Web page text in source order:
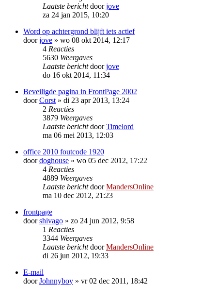
Laatste berichtdoorjove
za 24 jan 2015, 10:20
Word op achtergrond blijft iets actief
doorjove » wo 08 okt 2014, 12:17
4 Reacties
5630 Weergaves
Laatste berichtdoorjove
do 16 okt 2014, 11:34
Beveiligde pagina in FrontPage 2002
doorCorst » di 23 apr 2013, 13:24
2 Reacties
3879 Weergaves
Laatste berichtdoorTimelord
ma 06 mei 2013, 12:03
office 2010 foutcode 1920
doordoghouse » wo 05 dec 2012, 17:22
4 Reacties
4889 Weergaves
Laatste berichtdoorMandersOnline
ma 10 dec 2012, 21:23
frontpage
doorshivago » zo 24 jun 2012, 9:58
1 Reacties
3344 Weergaves
Laatste berichtdoorMandersOnline
di 26 jun 2012, 19:33
E-mail
doorJohnnyboy » vr 02 dec 2011, 18:42